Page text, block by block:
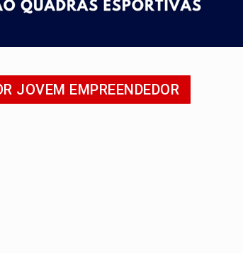
isoladas nesta sexta-feira (7)
armas de facção é preso com revólveres
JOVEM EMPREENDEDOR